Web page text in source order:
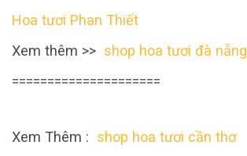
Hoa tươi Phan Thiết
Xem thêm >> shop hoa tươi đà nẵng
=====================
Xem Thêm : shop hoa tươi cần thơ